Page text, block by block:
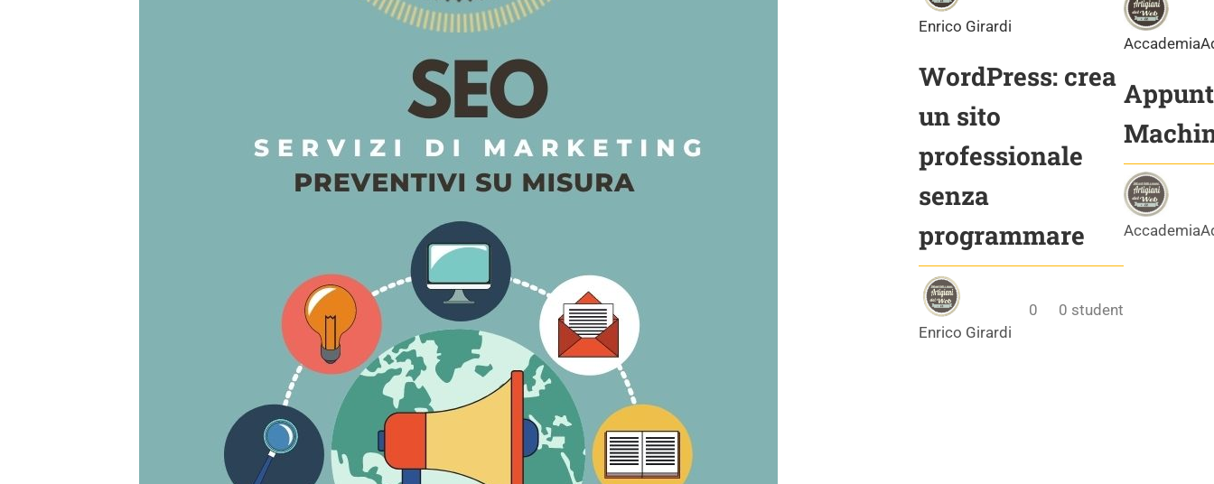
Enrico Girardi
WordPress: crea
un sito
professionale
senza
programmare
Enrico Girardi
0 0 student